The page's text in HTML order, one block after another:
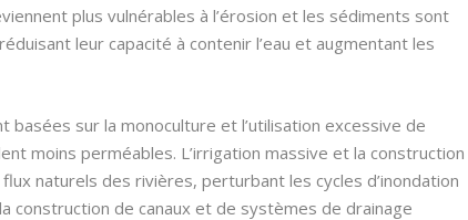
plus vulnérables à l’érosion et les sédiments sont
leur capacité à contenir l’eau et augmentant les
sur la monoculture et l’utilisation excessive de
moins perméables. L’irrigation massive et la construction
naturels des rivières, perturbant les cycles d’inondation
construction de canaux et de systèmes de drainage